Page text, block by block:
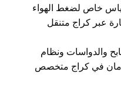
خاص لضغط الهواء
عبر كراج متنقل
والدواسات ونظام